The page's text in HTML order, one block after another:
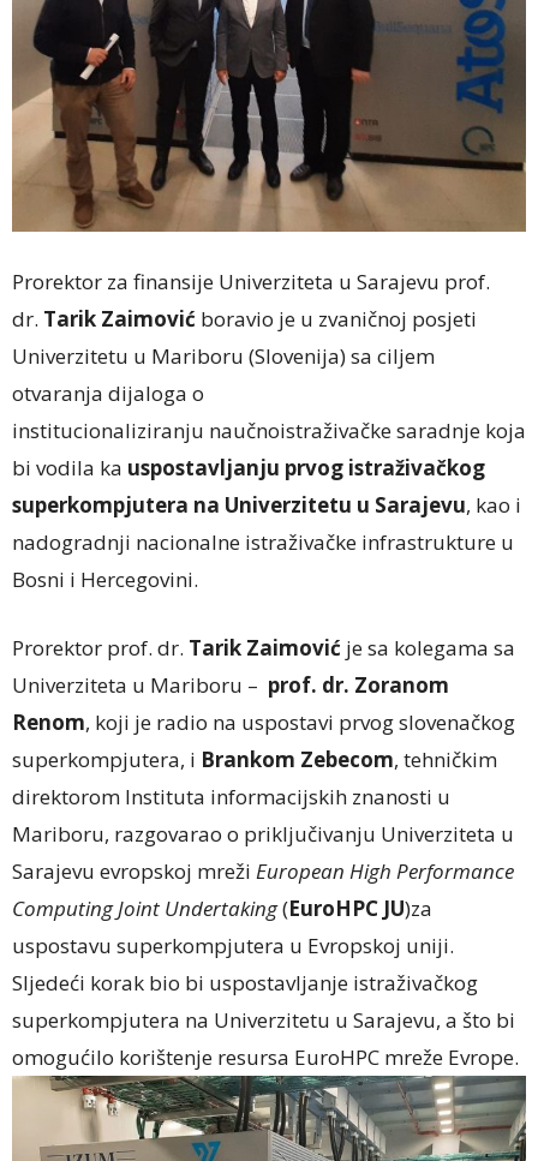
Prorektor za finansije Univerziteta u Sarajevu prof.
dr. Tarik Zaimović boravio je u zvaničnoj posjeti
Univerzitetu u Mariboru (Slovenija) sa ciljem
otvaranja dijaloga o
institucionaliziranju naučnoistraživačkesaradnje koja
bi vodila ka uspostavljanju prvog istraživačkog
superkompjutera na Univerzitetu u Sarajevu, kao i
nadogradnji nacionalne istraživačke infrastrukture u
Bosni i Hercegovini.
Prorektor prof. dr. Tarik Zaimović je sa kolegama sa
Univerziteta u Mariboru – prof. dr. Zoranom
Renom, koji je radio na uspostavi prvog slovenačkog
superkompjutera, i Brankom Zebecom, tehničkim
direktorom Instituta informacijskih znanosti u
Mariboru, razgovarao o priključivanju Univerziteta u
Sarajevu evropskoj mreži European High Performance
Computing Joint Undertaking(EuroHPC JU)za
uspostavu superkompjutera u Evropskoj uniji.
Sljedeći korak bio bi uspostavljanje istraživačkog
superkompjutera na Univerzitetu u Sarajevu, a što bi
omogućilo korištenje resursa EuroHPC mreže Evrope.